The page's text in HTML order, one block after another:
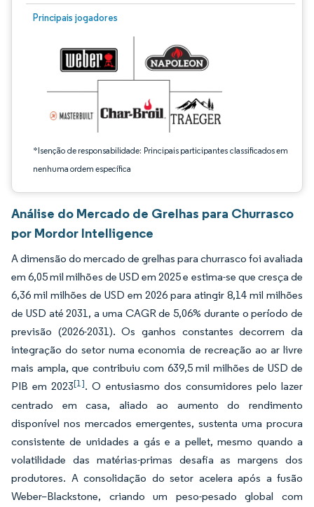
Principais jogadores
*Isenção de responsabilidade: Principais participantes classificados em
nenhuma ordem específica
Imagem © Mordor Intelligence. O reuso requer atribuição conforme CC BY 4.0.
Análise do Mercado de Grelhas para Churrasco
por Mordor Intelligence
A dimensão do mercado de grelhas para churrasco foi avaliada
em 6,05 mil milhões de USD em 2025 e estima-se que cresça de
6,36 mil milhões de USD em 2026 para atingir 8,14 mil milhões
de USD até 2031, a uma CAGR de 5,06% durante o período de
previsão (2026-2031). Os ganhos constantes decorrem da
integração do setor numa economia de recreação ao ar livre
mais ampla, que contribuiu com 639,5 mil milhões de USD de
PIB em 2023[1]. O entusiasmo dos consumidores pelo lazer
centrado em casa, aliado ao aumento do rendimento
disponível nos mercados emergentes, sustenta uma procura
consistente de unidades a gás e a pellet, mesmo quando a
volatilidade das matérias-primas desafia as margens dos
produtores. A consolidação do setor acelera após a fusão
Weber–Blackstone, criando um peso-pesado global com